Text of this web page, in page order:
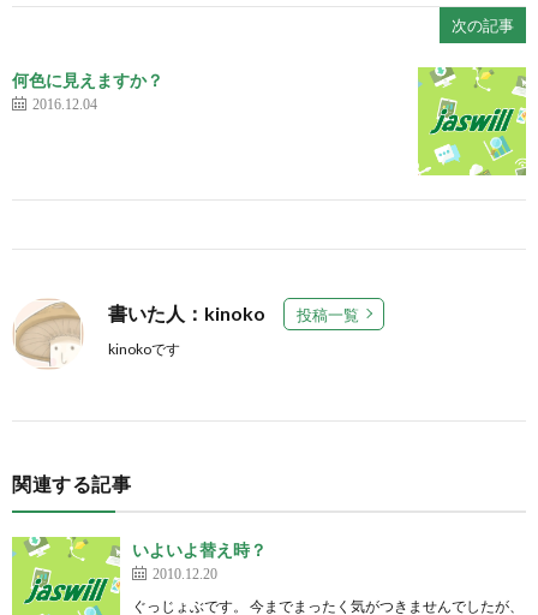
次の記事
何色に見えますか？
2016.12.04
書いた人：kinoko 投稿一覧
kinokoです
関連する記事
いよいよ替え時？
2010.12.20
ぐっじょぶです。 今までまったく気がつきませんでしたが、